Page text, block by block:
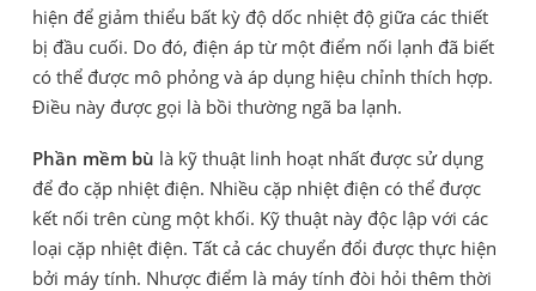
hiện để giảm thiểu bất kỳ độ dốc nhiệt độ giữa các thiết
bị đầu cuối. Do đó, điện áp từ một điểm nối lạnh đã biết
có thể được mô phỏng và áp dụng hiệu chỉnh thích hợp.
Điều này được gọi là bồi thường ngã ba lạnh.
Phần mềm bù là kỹ thuật linh hoạt nhất được sử dụng
để đo cặp nhiệt điện. Nhiều cặp nhiệt điện có thể được
kết nối trên cùng một khối. Kỹ thuật này độc lập với các
loại cặp nhiệt điện. Tất cả các chuyển đổi được thực hiện
bởi máy tính. Nhược điểm là máy tính đòi hỏi thêm thời